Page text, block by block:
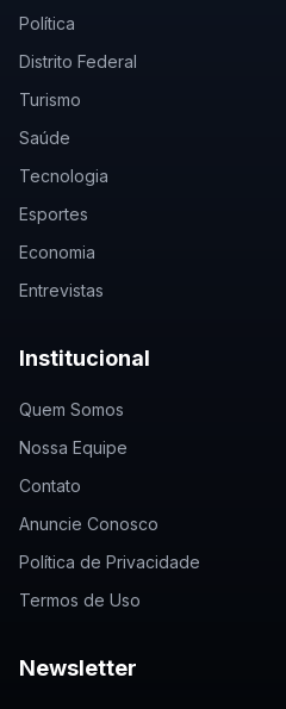
Política
Distrito Federal
Turismo
Saúde
Tecnologia
Esportes
Economia
Entrevistas
Institucional
Quem Somos
Nossa Equipe
Contato
Anuncie Conosco
Política de Privacidade
Termos de Uso
Newsletter